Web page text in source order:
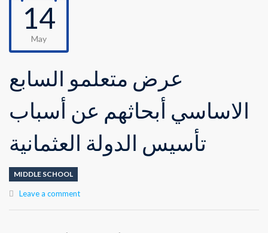
14
May
عرض متعلمو السابع
الاساسي أبحاثهم عن أسباب
تأسيس الدولة العثمانية
MIDDLE SCHOOL
Leave a comment